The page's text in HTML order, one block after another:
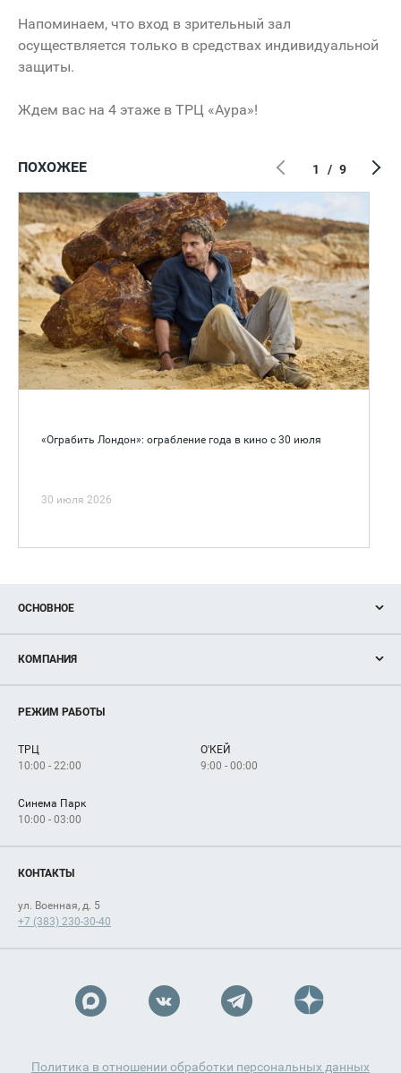
Напоминаем, что вход в зрительный зал
осуществляется только в средствах индивидуальной
защиты.
Ждем вас на 4 этаже в ТРЦ «Аура»!
ПОХОЖЕЕ
«Ограбить Лондон»: ограбление года в кино с 30 июля
30 июля 2026
1 / 9
ОСНОВНОЕ
Новости
Магазины
Услуги
КОМПАНИЯ
Рекламодателям
Как добраться
РЕЖИМ РАБОТЫ
ТРЦ
10:00 - 22:00
О'КЕЙ
9:00 - 00:00
Синема Парк
10:00 - 03:00
КОНТАКТЫ
ул. Военная, д. 5
+7 (383) 230-30-40
Политика в отношении обработки персональных данных